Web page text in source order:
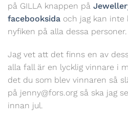
på GILLA knappen på
facebooksida och jag kan inte
nyfiken på alla dessa personer.
Jag vet att det finns en av
alla fall är en lycklig vinnare i
det du som blev vinnaren så
på jenny@fors.org så ska jag
innan jul.